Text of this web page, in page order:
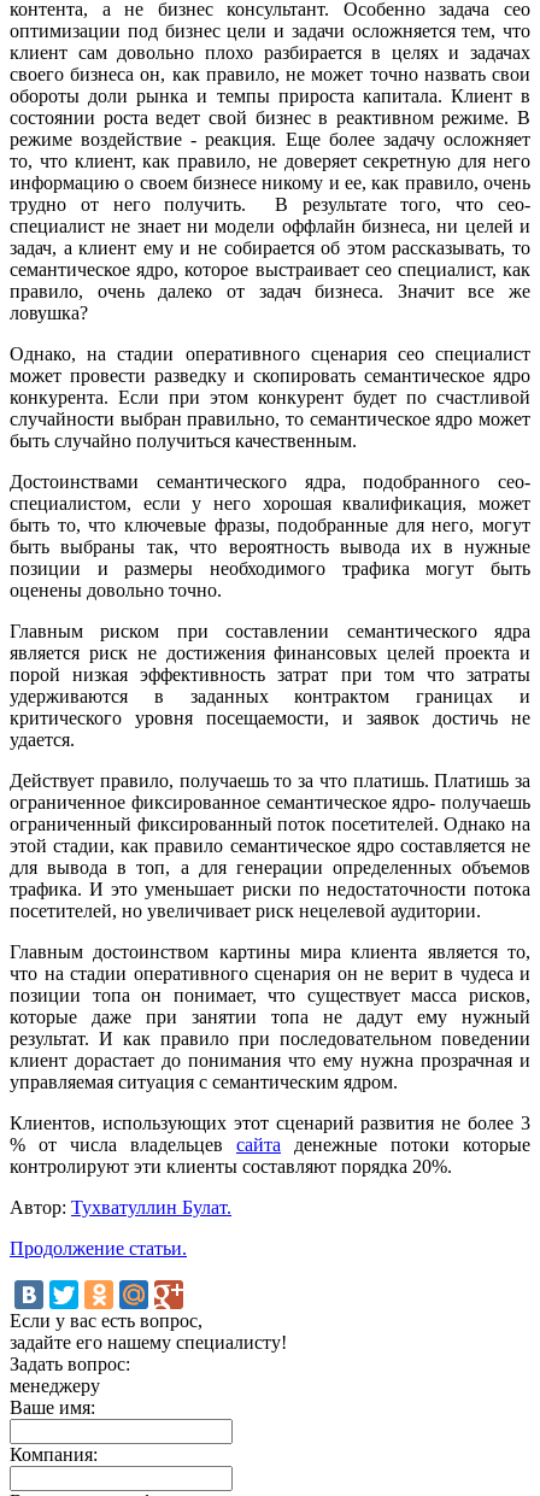
контента, а не бизнес консультант. Особенно задача сео
оптимизации под бизнес цели и задачи осложняется тем, что
клиент сам довольно плохо разбирается в целях и задачах
своего бизнеса он, как правило, не может точно назвать свои
обороты доли рынка и темпы прироста капитала. Клиент в
состоянии роста ведет свой бизнес в реактивном режиме. В
режиме воздействие - реакция. Еще более задачу осложняет
то, что клиент, как правило, не доверяет секретную для него
информацию о своем бизнесе никому и ее, как правило, очень
трудно от него получить. В результате того, что сео-
специалист не знает ни модели оффлайн бизнеса, ни целей и
задач, а клиент ему и не собирается об этом рассказывать, то
семантическое ядро, которое выстраивает сео специалист, как
правило, очень далеко от задач бизнеса. Значит все же
ловушка?
Однако, на стадии оперативного сценария сео специалист
может провести разведку и скопировать семантическое ядро
конкурента. Если при этом конкурент будет по счастливой
случайности выбран правильно, то семантическое ядро может
быть случайно получиться качественным.
Достоинствами семантического ядра, подобранного сео-
специалистом, если у него хорошая квалификация, может
быть то, что ключевые фразы, подобранные для него, могут
быть выбраны так, что вероятность вывода их в нужные
позиции и размеры необходимого трафика могут быть
оценены довольно точно.
Главным риском при составлении семантического ядра
является риск не достижения финансовых целей проекта и
порой низкая эффективность затрат при том что затраты
удерживаются в заданных контрактом границах и
критического уровня посещаемости, и заявок достичь не
удается.
Действует правило, получаешь то за что платишь. Платишь за
ограниченное фиксированное семантическое ядро- получаешь
ограниченный фиксированный поток посетителей. Однако на
этой стадии, как правило семантическое ядро составляется не
для вывода в топ, а для генерации определенных объемов
трафика. И это уменьшает риски по недостаточности потока
посетителей, но увеличивает риск нецелевой аудитории.
Главным достоинством картины мира клиента является то,
что на стадии оперативного сценария он не верит в чудеса и
позиции топа он понимает, что существует масса рисков,
которые даже при занятии топа не дадут ему нужный
результат. И как правило при последовательном поведении
клиент дорастает до понимания что ему нужна прозрачная и
управляемая ситуация с семантическим ядром.
Клиентов, использующих этот сценарий развития не более 3
% от числа владельцев сайта денежные потоки которые
контролируют эти клиенты составляют порядка 20%.
Автор: Тухватуллин Булат.
Продолжение статьи.
Если у вас есть вопрос,
задайте его нашему специалисту!
Задать вопрос:
менеджеру
Ваше имя:
Компания: